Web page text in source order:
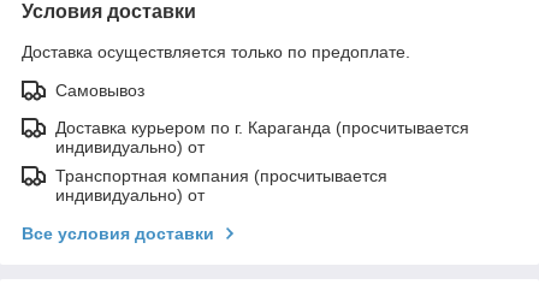
Условия доставки
Доставка осуществляется только по предоплате.
Самовывоз
Доставка курьером по г. Караганда (просчитывается
индивидуально) от
Транспортная компания (просчитывается
индивидуально) от
Все условия доставки